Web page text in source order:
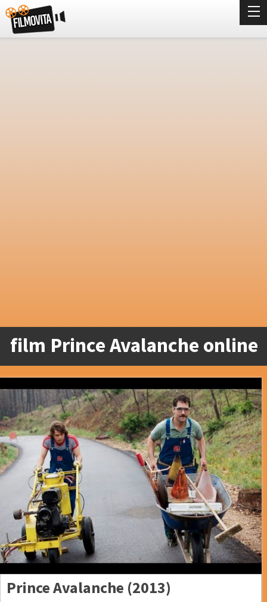
film Prince Avalanche online
Prince Avalanche (2013)